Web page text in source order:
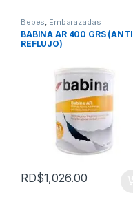
Bebes Embarazadas
BABINA AR 400 GRS (ANTI
REFLUJO)
RD$1,026.00